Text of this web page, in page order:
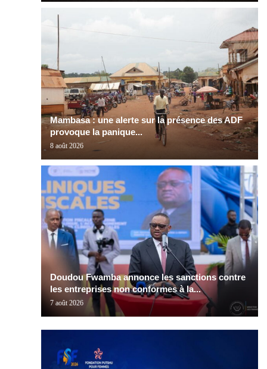
Mambasa : une alerte sur la présence des ADF
provoque la panique...
8 août 2026
Doudou Fwamba annonce les sanctions contre
les entreprises non conformes à la...
7 août 2026